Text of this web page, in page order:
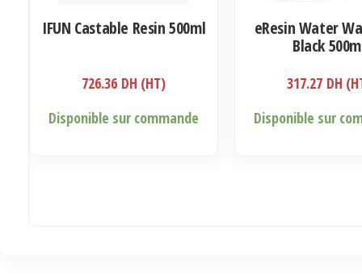
IFUN Castable Resin 500ml
726.36 DH (HT)
Disponible sur commande
eResin Water
Black
317.27 DH
Disponible sur